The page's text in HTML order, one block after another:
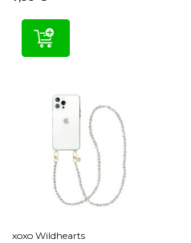
xoxo Wildhearts